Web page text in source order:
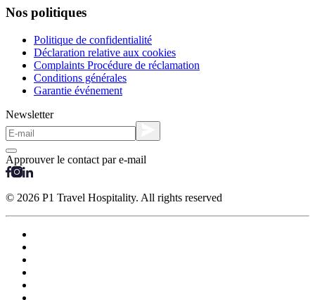
Nos politiques
Politique de confidentialité
Déclaration relative aux cookies
Complaints Procédure de réclamation
Conditions générales
Garantie événement
Newsletter
Approuver le contact par e-mail
© 2026 P1 Travel Hospitality. All rights reserved